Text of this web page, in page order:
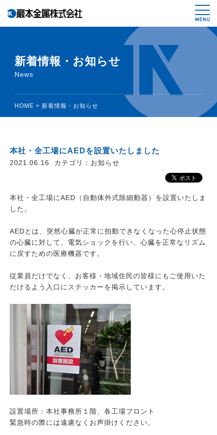
鉄スクラップ、非鉄スクラップ、リサ
新着情報・お知らせ
News
HOME > 新着情報・お知らせ
本社・全工場にAEDを設置いたしました
2021.06.16 カテゴリ： お知らせ
本社・全工場にAED（自動体外式除細動器）を設置いたしま
した。
AEDとは、突然心臓が正常に拍動できなくなった心停止状態
の心臓に対して、電気ショックを行い、心臓を正常なリズム
に戻すための医療機器です。
従業員だけでなく、お客様・地域住民の皆様にもご使用いた
だけるよう入口にステッカーを掲示しています。
設置場所：本社事務所１階、各工場フロント
緊急時の際には遠慮なくお声掛けください。